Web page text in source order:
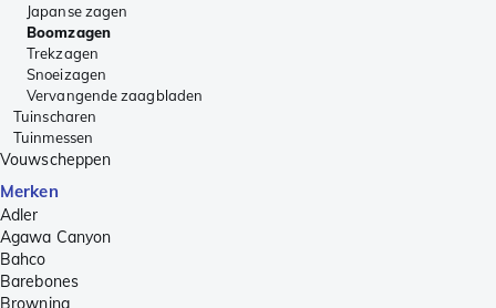
Japanse zagen
Boomzagen
Trekzagen
Snoeizagen
Vervangende zaagbladen
Tuinscharen
Tuinmessen
Vouwscheppen
Merken
Adler
Agawa Canyon
Bahco
Barebones
Browning